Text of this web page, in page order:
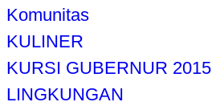
Komunitas
KULINER
KURSI GUBERNUR 2015
LINGKUNGAN